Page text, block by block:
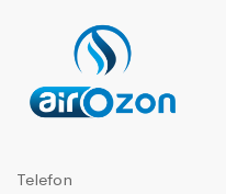
Telefon